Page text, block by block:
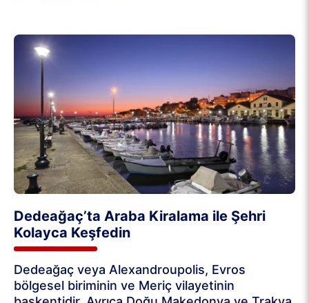
Dedeağaç’ta Araba Kiralama ile Şehri
Kolayca Keşfedin
Dedeağaç veya Alexandroupolis, Evros
bölgesel biriminin ve Meriç vilayetinin